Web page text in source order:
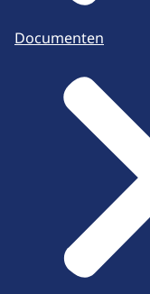
Documenten